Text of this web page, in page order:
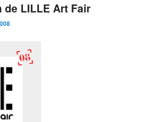
de LILLE Art Fair